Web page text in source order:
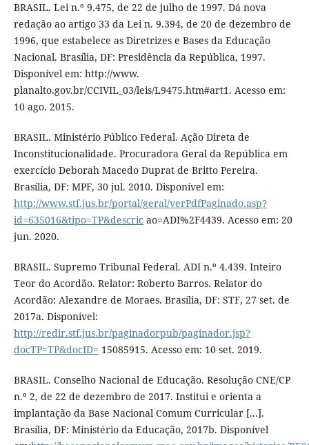
BRASIL. Lei n.º 9.475, de 22 de julho de 1997. Dá nova
redação ao artigo 33 da Lei n. 9.394, de 20 de dezembro de
1996, que estabelece as Diretrizes e Bases da Educação
Nacional. Brasília, DF: Presidência da República, 1997.
Disponível em: http://www.
planalto.gov.br/CCIVIL_03/leis/L9475.htm#art1. Acesso em:
10 ago. 2015.
BRASIL. Ministério Público Federal. Ação Direta de
Inconstitucionalidade. Procuradora Geral da República em
exercício Deborah Macedo Duprat de Britto Pereira.
Brasília, DF: MPF, 30 jul. 2010. Disponível em:
http://www.stf.jus.br/portal/geral/verPdfPaginado.asp?
id=635016&tipo=TP&descricao=ADI%2F4439. Acesso em: 20
jun. 2020.
BRASIL. Supremo Tribunal Federal. ADI n.º 4.439. Inteiro
Teor do Acordão. Relator: Roberto Barros. Relator do
Acordão: Alexandre de Moraes. Brasília, DF: STF, 27 set. de
2017a. Disponível:
http://redir.stf.jus.br/paginadorpub/paginador.jsp?
docTP=TP&docID= 15085915. Acesso em: 10 set. 2019.
BRASIL. Conselho Nacional de Educação. Resolução CNE/CP
n.º 2, de 22 de dezembro de 2017. Institui e orienta a
implantação da Base Nacional Comum Curricular [...].
Brasília, DF: Ministério da Educação, 2017b. Disponível